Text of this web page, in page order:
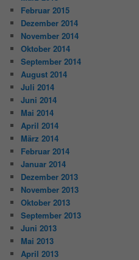
Februar 2015
Dezember 2014
November 2014
Oktober 2014
September 2014
August 2014
Juli 2014
Juni 2014
Mai 2014
April 2014
März 2014
Februar 2014
Januar 2014
Dezember 2013
November 2013
Oktober 2013
September 2013
Juni 2013
Mai 2013
April 2013